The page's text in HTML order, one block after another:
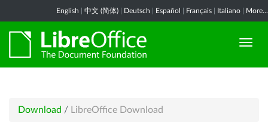
English 中文 (简体) Deutsch Español Français Italiano More...
Download / LibreOffice Download